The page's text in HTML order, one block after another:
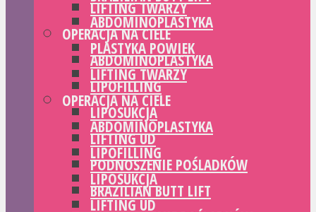
LIFTING TWARZY
OPERACJA NA CIELE
ABDOMINOPLASTYKA
LIPOFILLING
LIPOSUKCJA
LIFTING UD
PODNOSZENIE POŚLADKÓW
BRAZILIAN BUTT LIFT
ABDOMINOPLASTYKA
PLASTYKA POWIEK
LIFTING TWARZY
OPERACJA NA CIELE
ABDOMINOPLASTYKA
LIPOFILLING
LIPOSUKCJA
LIFTING UD